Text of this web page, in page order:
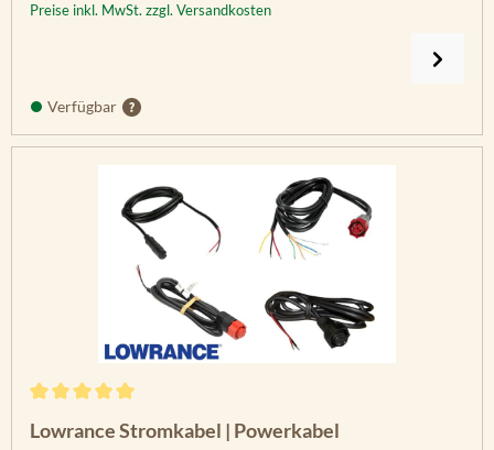
Preise inkl. MwSt. zzgl. Versandkosten
Verfügbar
Lowrance Stromkabel | Powerkabel